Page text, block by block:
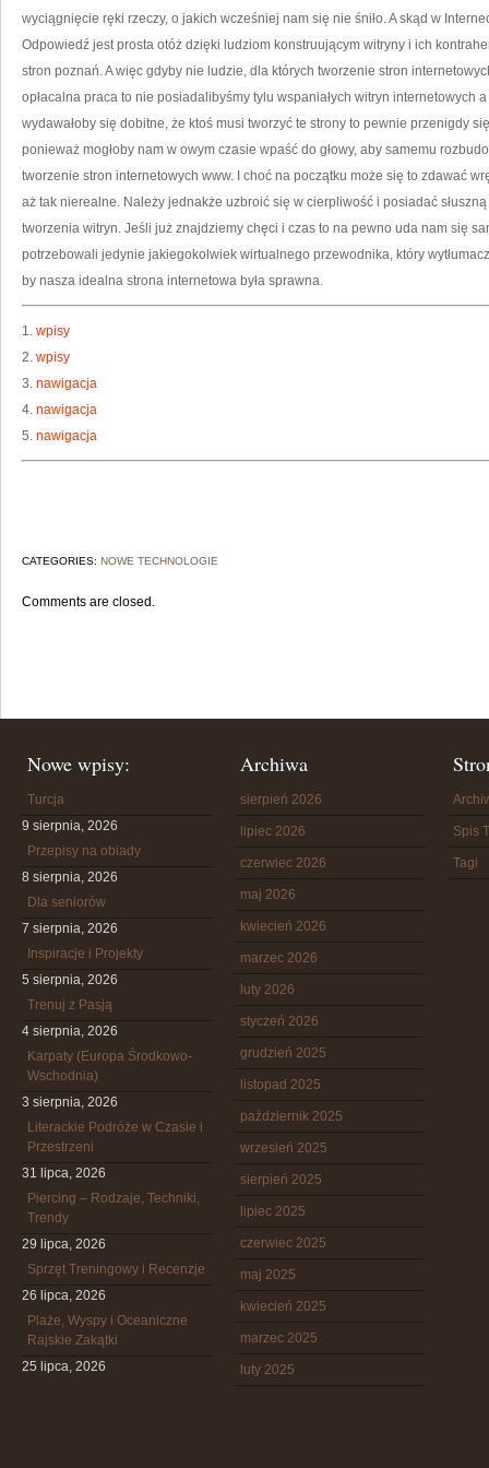
wyciągnięcie ręki rzeczy, o jakich wcześniej nam się nie śniło. A skąd w
Odpowiedź jest prosta otóż dzięki ludziom konstruującym witryny i ich
stron poznań. A więc gdyby nie ludzie, dla których tworzenie stron
opłacalna praca to nie posiadalibyśmy tylu wspaniałych witryn internetowych
wydawałoby się dobitne, że ktoś musi tworzyć te strony to pewnie przenigdy
ponieważ mogłoby nam w owym czasie wpaść do głowy, aby samemu
tworzenie stron internetowych www. I choć na początku może się to zdawać
aż tak nierealne. Należy jednakże uzbroić się w cierpliwość i posiadać
tworzenia witryn. Jeśli już znajdziemy chęci i czas to na pewno uda nam się
potrzebowali jedynie jakiegokolwiek wirtualnego przewodnika, który
by nasza idealna strona internetowa była sprawna.
1. wpisy
2. wpisy
3. nawigacja
4. nawigacja
5. nawigacja
CATEGORIES: NOWE TECHNOLOGIE
Comments are closed.
Nowe wpisy:
Turcja
9 sierpnia, 2026
Przepisy na obiady
8 sierpnia, 2026
Dla seniorów
7 sierpnia, 2026
Inspiracje i Projekty
5 sierpnia, 2026
Trenuj z Pasją
4 sierpnia, 2026
Karpaty (Europa Środkowo-
Wschodnia)
3 sierpnia, 2026
Literackie Podróże w Czasie i
Przestrzeni
31 lipca, 2026
Piercing – Rodzaje, Techniki,
Trendy
29 lipca, 2026
Sprzęt Treningowy i Recenzje
26 lipca, 2026
Plaże, Wyspy i Oceaniczne
Rajskie Zakątki
25 lipca, 2026
Archiwa
sierpień 2026
lipiec 2026
czerwiec 2026
maj 2026
kwiecień 2026
marzec 2026
luty 2026
styczeń 2026
grudzień 2025
listopad 2025
październik 2025
wrzesień 2025
sierpień 2025
lipiec 2025
czerwiec 2025
maj 2025
kwiecień 2025
marzec 2025
luty 2025
Spis
Tagi